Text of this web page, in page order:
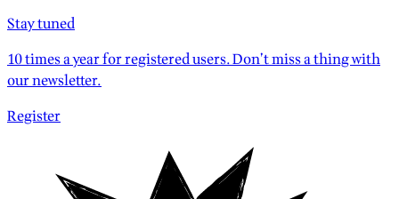
Stay tuned
10 times a year for registered users. Don’t miss a thing with
our newsletter.
Register